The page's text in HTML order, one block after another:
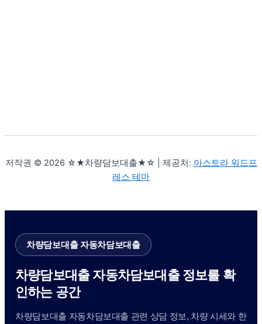
저작권 © 2026 ☆★차량담보대출★☆ | 제공처: 아스트라 워드프
레스 테마
차량담보대출 자동차담보대출
차량담보대출 자동차담보대출 정보를 확
인하는 공간
차량담보대출 자동차담보대출 관련 상담 정보, 차량 시세와 한